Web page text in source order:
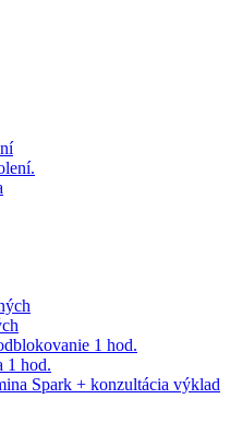
1 hod.
1 hod.
Spark + konzultácia výklad